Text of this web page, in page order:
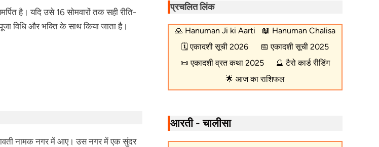
है। यदि उसे 16 सोमवारों तक सही रीति-
विधि और भक्ति के साथ किया जाता है।
नामक नगर में आए। उस नगर में एक सुंदर
प्रचलित लिंक
🙏 Hanuman Ji ki Aarti 📖 Hanuman Chalisa
🗓️ एकादशी सूची 2026 📅 एकादशी सूची 2025
📜 एकादशी व्रत कथा 2025 🔮 टैरो कार्ड रीडिंग
🌟 आज का राशिफल
आरती - चालीसा